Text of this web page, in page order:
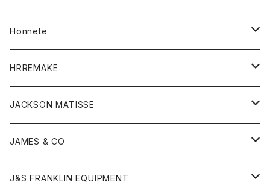
帽子
カーディガン
コート
アクセサリー
ウォレット
ストール
キッズ
Tシャツ
グッズ
アンダーウェア
靴
トップス
カーディガン
ボトム
アウター
カーディガン
コート
キッズ
Tシャツ
ロンパース
グッズ
靴
ストール
トップス
カットソー
ボトム
Honnete
ブラウス
ワンピース
HRREMAKE
バック
キッズ
トレーナー
トップス
JACKSON MATISSE
Tシャツ
帽子
JAMES & CO
ボトム
J&S FRANKLIN EQUIPMENT